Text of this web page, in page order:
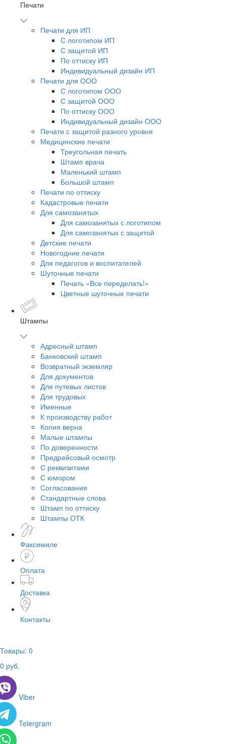
Печати
Печати для ИП
С логотипом ИП
С защитой ИП
По оттиску ИП
Индивидуальный дизайн ИП
Печати для ООО
С логотипом ООО
С защитой ООО
По оттиску ООО
Индивидуальный дизайн ООО
Печати с защитой разного уровня
Медицинские печати
Треугольная печать
Штамп врача
Маленький штамп
Большой штамп
Печати по оттиску
Кадастровые печати
Для самозанятых
Для самозанятых с логотипом
Для самозанятых с защитой
Детские печати
Новогодние печати
Для педагогов и воспитателей
Шуточные печати
Печать «Все переделать!»
Цветные шуточные печати
Штампы
Адресный штамп
Банковский штамп
Возвратный экземляр
Для документов
Для путевых листов
Для трудовых
Именные
К производству работ
Копия верна
Малые штампы
По доверенности
Предрейсовый осмотр
С реквизитами
С юмором
Согласования
Стандартные слова
Штамп по оттиску
Штампы ОТК
Факсимиле
Оплата
Доставка
Контакты
Товары: 0
0 руб.
Viber
Telergram